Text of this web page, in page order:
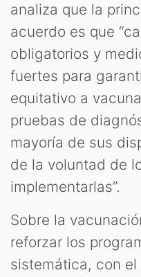
analiza que la
acuerdo es que
obligatorios y
fuertes para
equitativo a
pruebas de
mayoría de sus
de la voluntad de
implementarlas”.
Sobre la
reforzar los
sistemática, con